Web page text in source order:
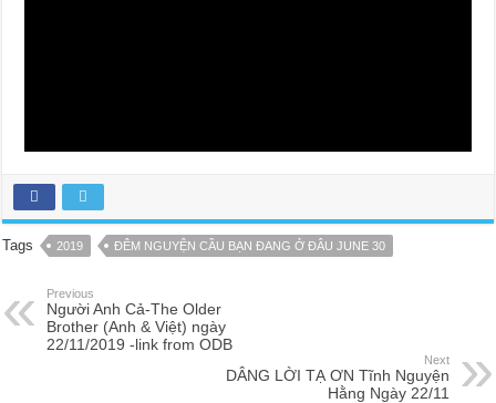
Tags 2019 ĐÊM NGUYỆN CẦU BẠN ĐANG Ở ĐÂU JUNE 30
Previous
Người Anh Cả-The Older
Brother (Anh & Việt) ngày
22/11/2019 -link from ODB
Next
DÂNG LỜI TẠ ƠN Tĩnh Nguyện
Hằng Ngày 22/11